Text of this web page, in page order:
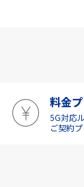
料金
5G対応
ご契約